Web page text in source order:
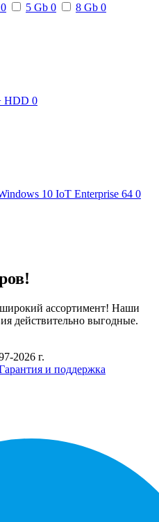
0 5 Gb 0 8 Gb 0
HDD 0
10 IoT Enterprise 64 0
широкий ассортимент! Наши
действительно выгодные.
2026 г.
и поддержка